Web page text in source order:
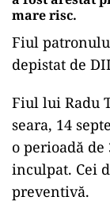
mare risc.
Fiul
depistat de
Fiul lui Radu
seara, 14
o perioadă
inculpat. Cei
preventivă.